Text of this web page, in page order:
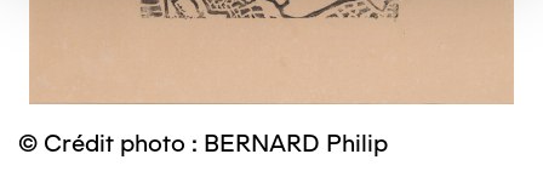
© Crédit photo : BERNARD Philip